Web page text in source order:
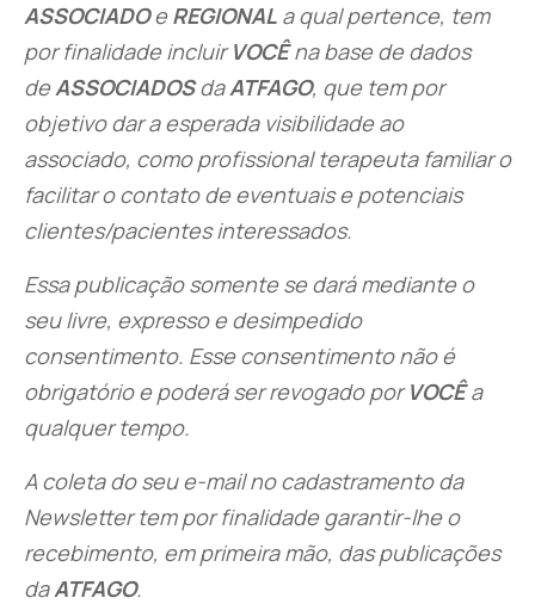
ASSOCIADOeREGIONAL a qual pertence, tem
por finalidade incluirVOCÊna base de dados
deASSOCIADOSdaATFAGO, que tem por
objetivo dar a esperada visibilidade ao
associado, como profissional terapeuta familiar o
facilitar o contato de eventuais e potenciais
clientes/pacientes interessados.
Essa publicação somente se dará mediante o
seu livre, expresso e desimpedido
consentimento. Esse consentimento não é
obrigatório e poderá ser revogado porVOCÊa
qualquer tempo.
A coleta do seu e-mail no cadastramento da
Newsletter tem por finalidade garantir-lhe o
recebimento, em primeira mão, das publicações
daATFAGO.